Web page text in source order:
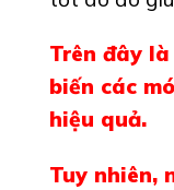
Trên đây
biến các
hiệu quả.
Tuy nhiên,